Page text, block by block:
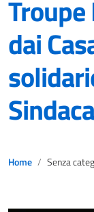
dai
Home Senza